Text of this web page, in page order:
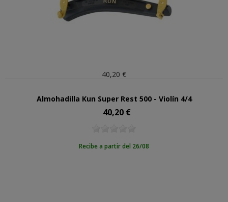
40,20 €
Almohadilla Kun Super Rest 500 - Violín 4/4
Precio
40,20 €
Recibe a partir del 26/08